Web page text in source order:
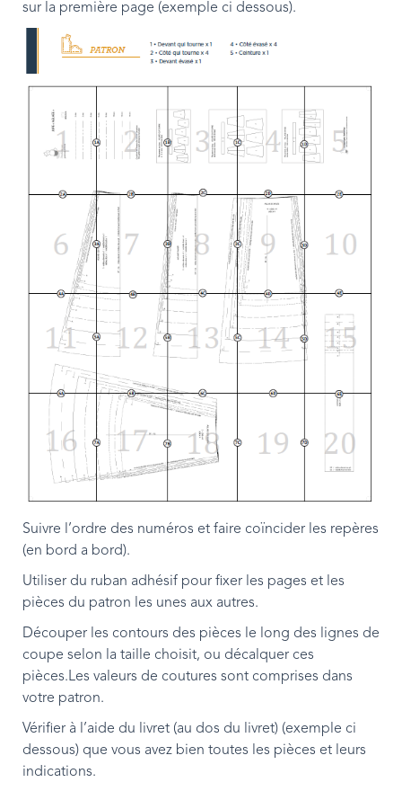
sur la première page (exemple ci dessous).
Suivre l’ordre des numéros et faire coïncider les repères
(en bord a bord).
Utiliser du ruban adhésif pour fixer les pages et les
pièces du patron les unes aux autres.
Découper les contours des pièces le long des lignes de
coupe selon la taille choisit, ou décalquer ces
pièces.Les valeurs de coutures sont comprises dans
votre patron.
Vérifier à l’aide du livret (au dos du livret) (exemple ci
dessous) que vous avez bien toutes les pièces et leurs
indications.